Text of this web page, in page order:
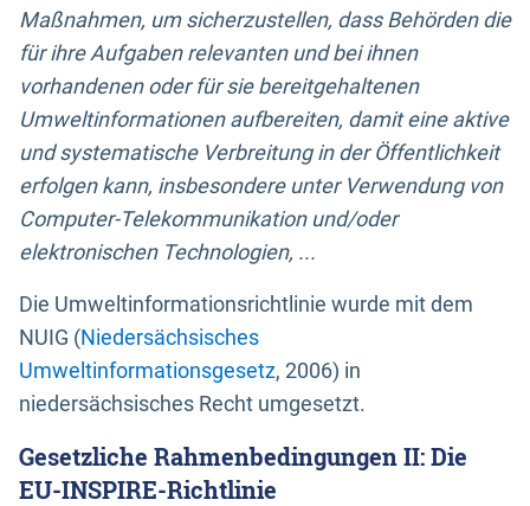
Maßnahmen, um sicherzustellen, dass Behörden die
für ihre Aufgaben relevanten und bei ihnen
vorhandenen oder für sie bereitgehaltenen
Umweltinformationen aufbereiten, damit eine aktive
und systematische Verbreitung in der Öffentlichkeit
erfolgen kann, insbesondere unter Verwendung von
Computer-Telekommunikation und/oder
elektronischen Technologien, ...
Die Umweltinformationsrichtlinie wurde mit dem
NUIG (Niedersächsisches
Umweltinformationsgesetz, 2006) in
niedersächsisches Recht umgesetzt.
Gesetzliche Rahmenbedingungen II: Die
EU-INSPIRE-Richtlinie